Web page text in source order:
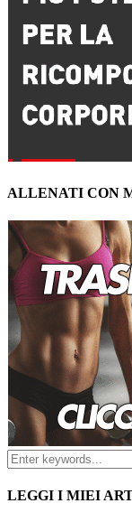
ALLENATI CON
LEGGI I MIEI